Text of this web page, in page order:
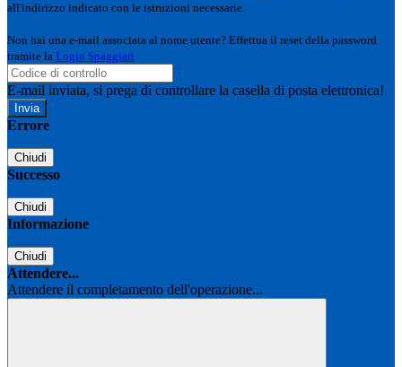
all'indirizzo indicato con le istruzioni necessarie.
Non hai una e-mail associata al nome utente? Effettua il reset della password
tramite la Login Spaggiari
E-mail inviata, si prega di controllare la casella di posta elettronica!
Errore
Chiudi
Successo
Chiudi
Informazione
Chiudi
Attendere...
Attendere il completamento dell'operazione...